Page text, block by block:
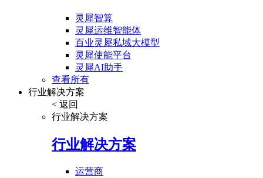
灵犀智算
灵犀运维智能体
百业灵犀私域大模型
灵犀使能平台
灵犀AI助手
查看所有
行业解决方案
< 返回
行业解决方案
行业解决方案
运营商